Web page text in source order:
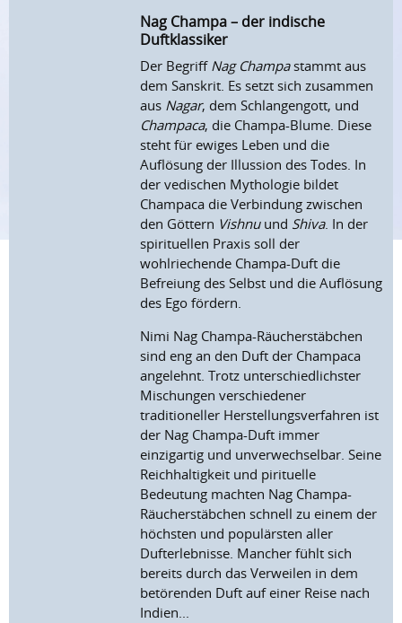
Nag Champa – der indische
Duftklassiker
Der Begriff Nag Champastammt aus
dem Sanskrit. Es setzt sich zusammen
aus Nagar, dem Schlangengott, und
Champaca, die Champa-Blume. Diese
steht für ewiges Leben und die
Auflösung der Illussion des Todes. In
der vedischen Mythologie bildet
Champaca die Verbindung zwischen
den Göttern Vishnuund Shiva. In der
spirituellen Praxis soll der
wohlriechende Champa-Duft die
Befreiung des Selbst und die Auflösung
des Ego fördern.
Nimi Nag Champa-Räucherstäbchen
sind eng an den Duft der Champaca
angelehnt. Trotz unterschiedlichster
Mischungen verschiedener
traditioneller Herstellungsverfahren ist
der Nag Champa-Duft immer
einzigartig und unverwechselbar. Seine
Reichhaltigkeit und pirituelle
Bedeutung machten Nag Champa-
Räucherstäbchen schnell zu einem der
höchsten und populärsten aller
Dufterlebnisse. Mancher fühlt sich
bereits durch das Verweilen in dem
betörenden Duft auf einer Reise nach
Indien...